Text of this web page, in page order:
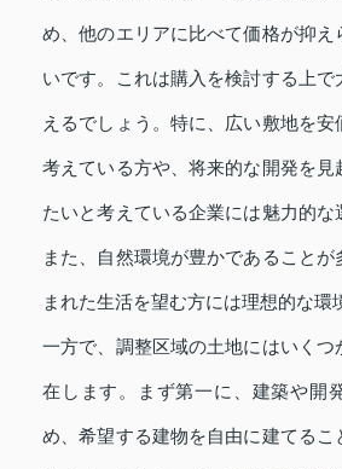
め、他のエリアに比べて価格が抑え
いです。これは購入を検討する上で
えるでしょう。特に、広い敷地を安
考えている方や、将来的な開発を見
たいと考えている企業には魅力的な
また、自然環境が豊かであることが
まれた生活を望む方には理想的な環
一方で、調整区域の土地にはいくつ
在します。まず第一に、建築や開
め、希望する建物を自由に建てるこ